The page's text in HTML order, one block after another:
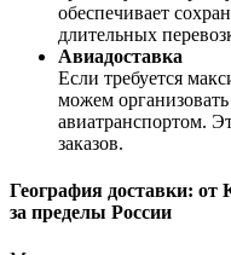
обеспечивает
длительных
Авиадоставка
Если требуется
можем
авиатранспортом.
заказов.
География доставки: от
за пределы России